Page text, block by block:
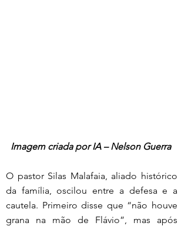
Imagem criada por IA – Nelson Guerra
O pastor Silas Malafaia, aliado histórico
da família, oscilou entre a defesa e a
cautela. Primeiro disse que “não houve
grana na mão de Flávio”, mas após